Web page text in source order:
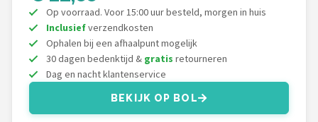
Zonnebril Dames
Alle merken →
Op voorraad. Voor 15:00 uur besteld, morgen in huis
Inclusiefverzendkosten
Ophalen bij een afhaalpunt mogelijk
30 dagen bedenktijd & gratis retourneren
Dag en nacht klantenservice
BEKIJK OP BOL